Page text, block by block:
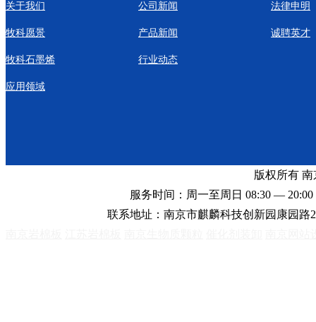
关于我们
牧科愿景
牧科石墨烯
应用领域
公司新闻
产品新闻
行业动态
法律申明
诚聘英才
版权所有
服务时间：周一至周日 08:30 —
联系地址：南京市麒麟科技创新园康园